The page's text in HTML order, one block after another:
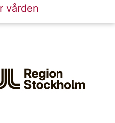
vården